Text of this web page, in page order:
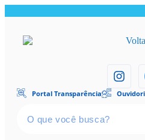
Portal Transparência